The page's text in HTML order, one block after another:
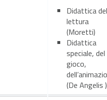
Didattica
lettura
(Moretti)
Didattica
speciale, del
gioco,
(De Angelis )